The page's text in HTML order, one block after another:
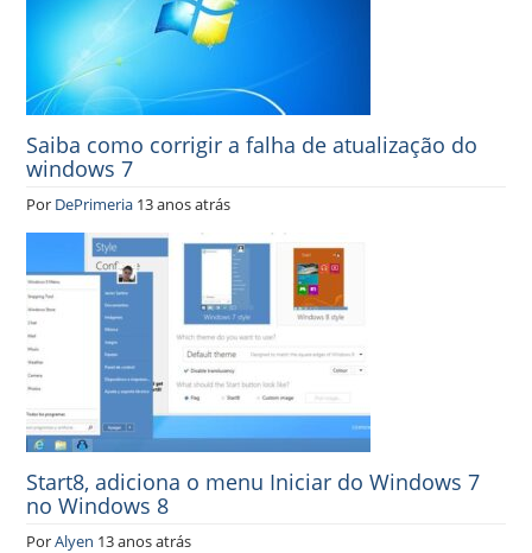
Saiba como corrigir a falha de atualização do
windows 7
Por DePrimeria 13 anos atrás
Start8, adiciona o menu Iniciar do Windows 7
no Windows 8
PorAlyen 13 anos atrás